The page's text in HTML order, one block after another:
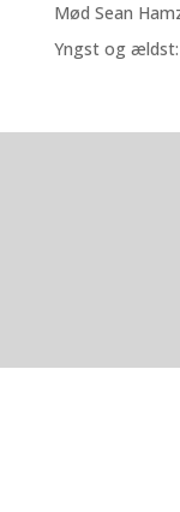
Mød Sean
Yngst og